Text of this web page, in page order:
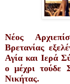
Νέος
Βρετανίας
Αγία και Ιερά
ο μέχρι τούδε
Νικήτας.